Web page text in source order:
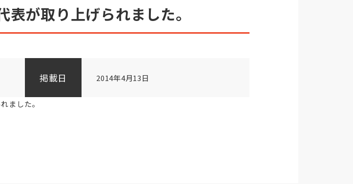
が取り上げられました。
掲載日 2014年4月13日
ました。